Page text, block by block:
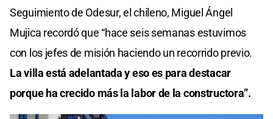
Seguimiento de Odesur, el chileno, Miguel Ángel
Mujica recordó que “hace seis semanas estuvimos
con los jefes de misión haciendo un recorrido previo.
La villa está adelantada y eso es para destacar
porque ha crecido más la labor de la constructora”.